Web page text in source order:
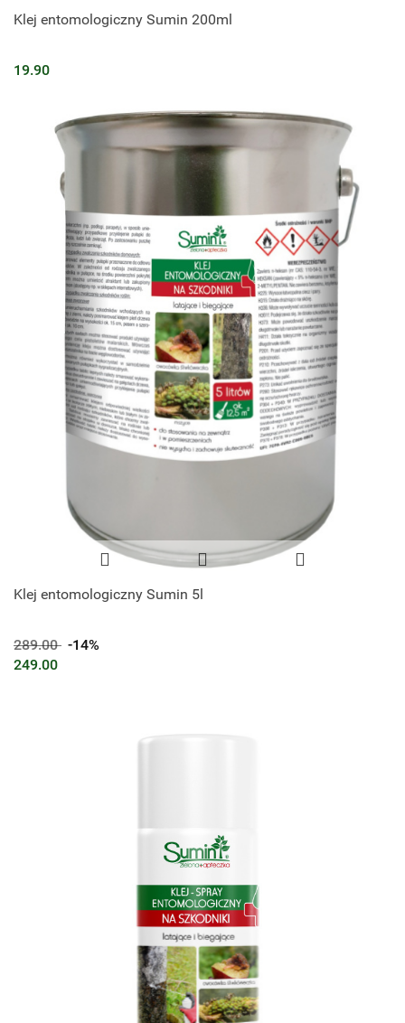
Klej entomologiczny Sumin 200ml
19.90
Klej entomologiczny Sumin 5l
289.00 -14%
249.00